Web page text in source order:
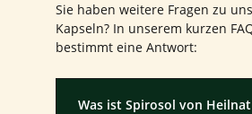
Sie haben weitere Fragen zu
Kapseln? In unserem kurzen
bestimmt eine Antwort:
Was ist Spirosol von